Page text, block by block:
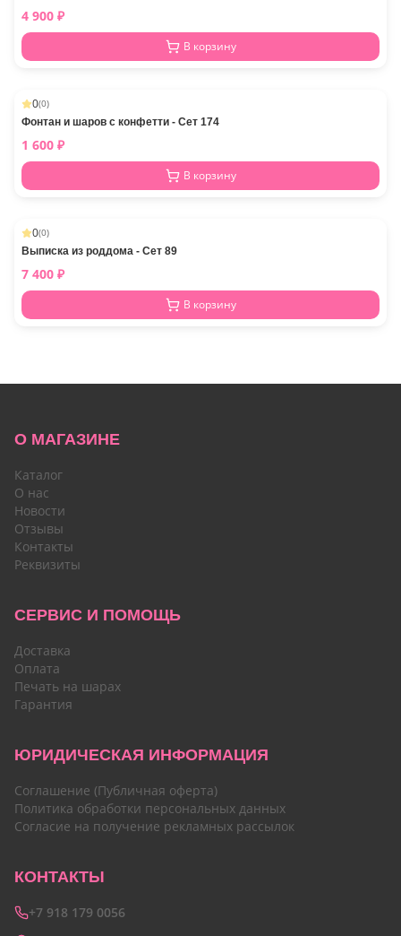
4 900 ₽
В корзину
0(0)
Фонтан и шаров с конфетти - Сет 174
1 600 ₽
В корзину
0(0)
Выписка из роддома - Сет 89
7 400 ₽
В корзину
О МАГАЗИНЕ
Каталог
О нас
Новости
Отзывы
Контакты
Реквизиты
СЕРВИС И ПОМОЩЬ
Доставка
Оплата
Печать на шарах
Гарантия
ЮРИДИЧЕСКАЯ ИНФОРМАЦИЯ
Соглашение (Публичная оферта)
Политика обработки персональных данных
Согласие на получение рекламных рассылок
КОНТАКТЫ
+7 918 179 0056